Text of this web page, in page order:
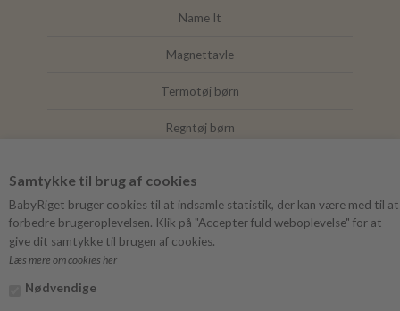
Samtykke til brug af cookies
BabyRiget bruger cookies til at indsamle statistik, der kan være med til at
forbedre brugeroplevelsen. Klik på "Accepter fuld weboplevelse" for at
give dit samtykke til brugen af cookies.
Læs mere om cookies her
Nødvendige
Name It
Magnettavle
Termotøj børn
Regntøj børn
Mushie